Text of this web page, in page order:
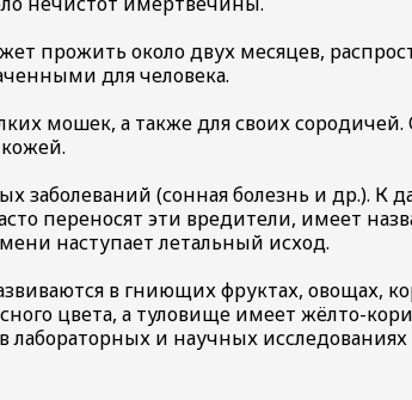
прожить около двух месяцев,
для человека.
мошек, а также для своих сородичей.
заболеваний (сонная болезнь и др.). К
переносят эти вредители, имеет
наступает летальный исход.
в гниющих фруктах, овощах,
цвета, а туловище имеет жёлто-
и научных